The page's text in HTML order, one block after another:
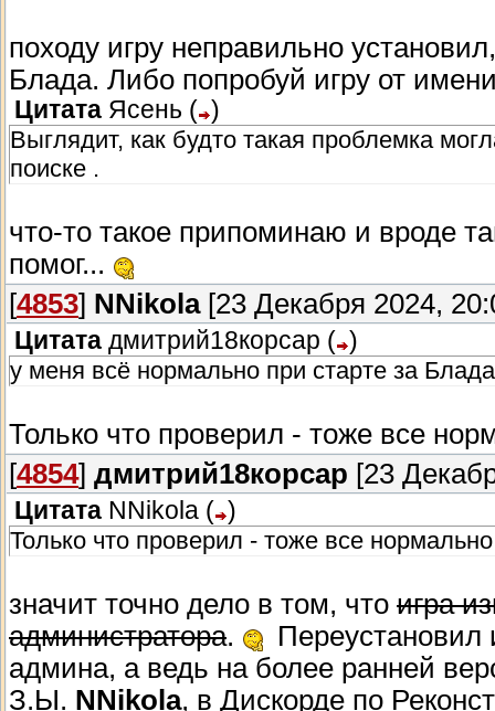
походу игру неправильно
Блада. Либо попробуй игру от
Цитата Ясень ( )
Выглядит, как будто такая проблемка
поиске .
что-то такое припоминаю и вроде
помог...
[4853] NNikola[23 Декабря 2024,
Цитата дмитрий18корсар ( )
у меня всё нормально при старте за
Только что проверил - тоже все
[4854] дмитрий18корсар [23
Цитата NNikola ( )
Только что проверил - тоже все
значит точно дело в том, что игра
администратора.
Переустановил
админа, а ведь на более ранней
З.Ы. NNikola, в Дискорде по